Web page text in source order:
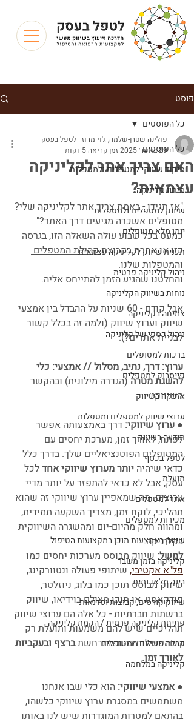
פוסט
כל הפוסטים
מיקוד שיווקי למטפלים ולמטפלות
מיתוג קליניקה
שיווק למטפלים ולמטפלות
יומן מלא מטופלים
תכנית שיווק לקליניקה עצמאית
ניהול קליניקה פרטית
נוחות בשיווק הקליניקה
צמיחה בקליניקה
ניהול כספי של קליניקה
ברכות למטופלים
פייסבוק למטפלים
אתיקה בשיווק
ערוצי שיווק למטפלים ומטפלות
תודעה בשיווק
לטפל בכסף
תועלת
אתר למטפלים
מכירות למטפלים
שיווק באמצעות תוכן במקצועות הטיפול
קליניקה בזמן משבר
בינה מלאכותית
שיווק קורסים, קבוצות וסדנאות
פתיחת קליניקה פרטית / הקמת קליניקה
קבלת תשלום ממטופלים
קליניקה במלחמה
כל הפוסטים
האם צריך אתר לקליניקה
עצמאית?
פולינה שטרן-שלמה, ג'וי מרוז | לטפל בעסק
29 באפר׳ 2025
זמן קריאה 5 דקות
"אז תגידו - באמת צריך אתר לקליניקה שלי?
מטופלים אשכרה מגיעים דרך האתר?"
כמעט בכל שבוע עולה השאלה הזו, בגרסה
כזו או אחרת בקבוצת קהילת המטפלים
והמטפלות שלנו.
והחלטנו שהגיע הזמן להתייחס אליה.
אבל קודם - 60 שניות על ההבדל בין אמצעי
שיווק וערוץ שיווק (ולמה זה בכלל קשור
לבניית אתרים?).
ערוץ: דרך, נתיב, מסלול // אמצעי: כלי
להשגת מטרה (הגדרה מילונית) ובהקשר
השיווקי:
● ערוץ שיווקי: דרך באמצעותה אפשר
לפתח, לאורך זמן, מערכת יחסים עם
המטופלים הפוטנציאליים שלך. בדרך כלל
כדאי שיהיה יותר מערוץ שיווקי אחד לכל
עסק, אבל לא כדאי להתפזר על יותר מדיי
ערוצים. מה שמאפיין ערוץ שיווקי זה שהוא
תהליכי, לוקח זמן, מצריך השקעה תמידית,
ומהווה חלק מהיום-יום ומהשגרה השיווקית
בקליניקה.
למשל: שיווק מבוסס מערכות יחסים כמו
פל"א אקטיבי, שיתופי פעולה ונטוורקינג,
שיווק מבוסס תוכן כמו בלוג, ניוזלטר,
פודקאסט, או תוכן מצולם בוידיאו, שיווק
ברשתות חברתיות - כל אלה הם ערוצי שיווק
תהליכיים שיש להם משמעות ותועלת רק
כשהפעילות בהם מתרחשת ברצף ובעקביות
לאורך זמן.
● אמצעי שיווקי: הוא כלי שבו אנחנו
משתמשים במסגרת ערוץ שיווקי כלשהו,
בהתאם למטרות המוגדרות שיש לנו באותו